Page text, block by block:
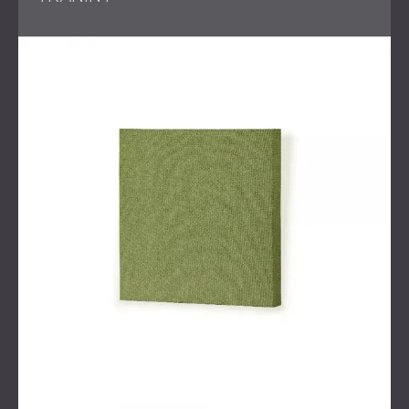
wysokiej częstotliwości
Rozwiązanie
DECIBEL zainstalował wybór dyfuzorów akustycznych
aby ukierunkować odbicia o wysokiej częstotliwości i
wyeliminować echo trzepoczące. Te panele dyfuzyjne
umieszczono na kluczowych powierzchniach ścian i
sufitów, aby równomiernie rozproszyć energię dźwięku w
całej przestrzeni. Trójwymiarowa geometria dyfuzorów
poziomą i pionową dyspersję
usunąć odbicia i wygładzić ogólną akustykę